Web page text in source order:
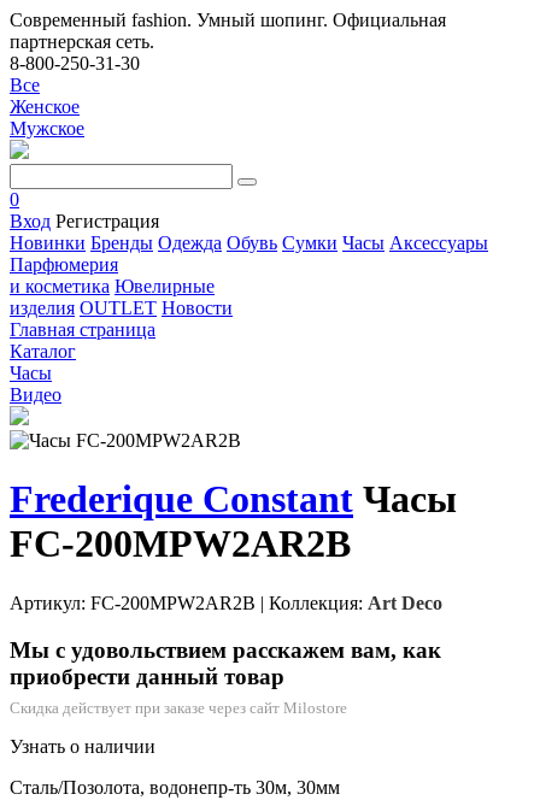
Современный fashion. Умный шопинг. Официальная
партнерская сеть.
8-800-250-31-30
Все
Женское
Мужское
0
Вход Регистрация
Новинки Бренды Одежда Обувь Сумки Часы Аксессуары
Парфюмерия
и косметика Ювелирные
изделия OUTLET Новости
Главная страница
Каталог
Часы
Видео
Frederique Constant Часы
FC-200MPW2AR2B
Артикул: FC-200MPW2AR2B | Коллекция: Art Deco
Мы с удовольствием расскажем вам, как
приобрести данный товар
Скидка действует при заказе через сайт Milostore
Узнать о наличии
Сталь/Позолота, водонепр-ть 30м, 30мм